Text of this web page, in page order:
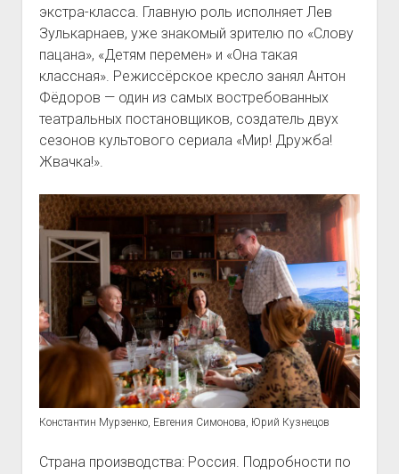
экстра-класса. Главную роль исполняет Лев
Зулькарнаев, уже знакомый зрителю по «Слову
пацана», «Детям перемен» и «Она такая
классная». Режиссёрское кресло занял Антон
Фёдоров — один из самых востребованных
театральных постановщиков, создатель двух
сезонов культового сериала «Мир! Дружба!
Жвачка!».
Константин Мурзенко, Евгения Симонова, Юрий Кузнецов
Страна производства: Россия. Подробности по